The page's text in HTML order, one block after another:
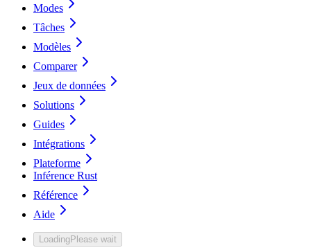
Modes
Tâches
Modèles
Comparer
Jeux de données
Solutions
Guides
Intégrations
Plateforme
Inférence Rust
Référence
Aide
LoadingPlease wait